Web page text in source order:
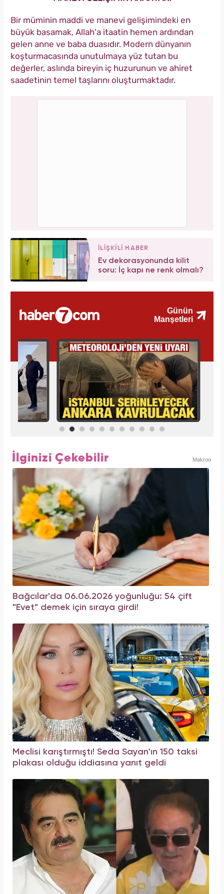
Bir müminin maddi ve manevi gelişimindeki en
büyük basamak, Allah'a itaatin hemen ardından
gelen anne ve baba duasıdır. Modern dünyanın
koşturmacasında unutulmaya yüz tutan bu
değerler, aslında bireyin iç huzurunun ve ahiret
saadetinin temel taşlarını oluşturmaktadır.
İLİŞKİLİ HABER
Ev dekorasyonunda kilit
soru: İç kapı ne renk olmalı?
İlginizi Çekebilir Makroo
Bağcılar'da 06.06.2026 yoğunluğu: 54 çift
"Evet" demek için sıraya girdi!
Meclisi karıştırmıştı! Seda Sayan'ın 150 taksi
plakası olduğu iddiasına yanıt geldi